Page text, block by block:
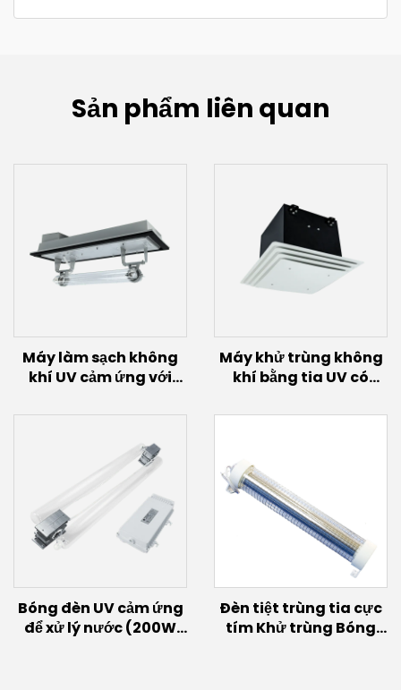
Sản phẩm liên quan
Máy làm sạch không
khí UV cảm ứng với
(200W~600W)
Máy khử trùng không
khí bằng tia UV có
Bóng đèn UV cảm ứng
để xử lý nước (200W
Đèn tiệt trùng tia cực
tím Khử trùng Bóng